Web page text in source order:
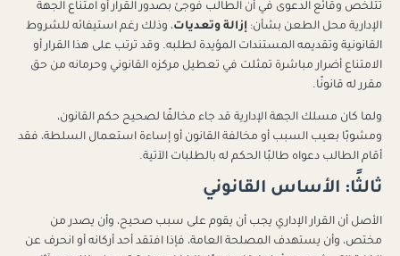
تتلخص وقائع الدعوى في أن الطالب فوجئ بصدور القرار أو امتناع الجهة
الإدارية محل الطعن بشأن: إزالة وتعديات، وذلك رغم استيفائه للشروط
القانونية وتقديمه المستندات المؤيدة لطلبه. وقد ترتب على هذا القرار أو
الامتناع أضرار مباشرة تمثلت في تعطيل مركزه القانوني وحرمانه من حق
مقرر له قانونًا.
ولما كان مسلك الجهة الإدارية قد جاء مخالفًا لصحيح حكم القانون،
ومشوبًا بعيب السبب أو مخالفة القانون أو إساءة استعمال السلطة، فقد
أقام الطالب دعواه طالبًا الحكم له بالطلبات الآتية.
ثالثًا: الأساس القانوني
الأصل أن القرار الإداري يجب أن يقوم على سبب صحيح، وأن يصدر من
مختص، وأن يستهدف المصلحة العامة، فإذا افتقد أحد أركانه أو انحرف عن